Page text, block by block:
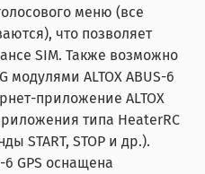
меню (все
что позволяет
SIM. Также возможно
модулями ALTOX ABUS-6
приложение ALTOX
типа HeaterRC
START, STOP и др.).
6 GPS оснащена